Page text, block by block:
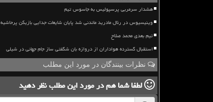
هشدار سرمربی پرسپولیس به جاسوس تیم
وینیسیوس در رئال مادرید ماندنی شد پایان شایعات جدایی بازیکن پرحاشیه
تیم بعدی محمد صلاح
استقبال گسترده هواداران از دروازه بان شگفتی ساز جام جهانی در شیلی
نظرات بینندگان در مورد این مطلب
لطفا شما همدر مورد این مطلبنظر دهید